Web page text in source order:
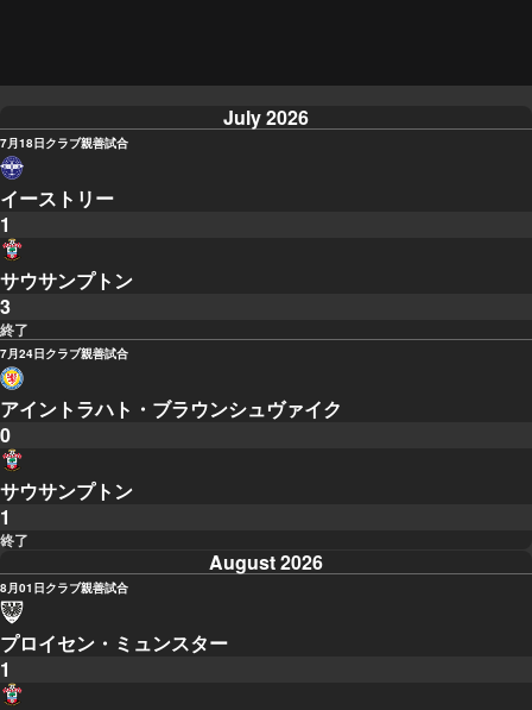
July 2026
7月18日クラブ親善試合
イーストリー
1
サウサンプトン
3
終了
7月24日クラブ親善試合
アイントラハト・ブラウンシュヴァイク
0
サウサンプトン
1
終了
August 2026
8月01日クラブ親善試合
プロイセン・ミュンスター
1